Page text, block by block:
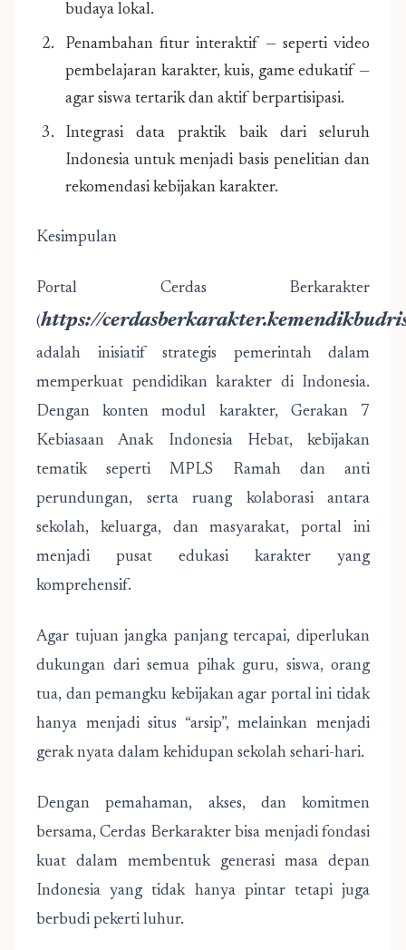
budaya lokal.
Penambahan fitur interaktif — seperti video
pembelajaran karakter, kuis, game edukatif —
agar siswa tertarik dan aktif berpartisipasi.
Integrasi data praktik baik dari seluruh
Indonesia untuk menjadi basis penelitian dan
rekomendasi kebijakan karakter.
Kesimpulan
Portal Cerdas Berkarakter
(https://
adalah inisiatif strategis pemerintah dalam
memperkuat pendidikan karakter di Indonesia.
Dengan konten modul karakter, Gerakan 7
Kebiasaan Anak Indonesia Hebat, kebijakan
tematik seperti MPLS Ramah dan anti
perundungan, serta ruang kolaborasi antara
sekolah, keluarga, dan masyarakat, portal ini
menjadi pusat edukasi karakter yang
komprehensif.
Agar tujuan jangka panjang tercapai, diperlukan
dukungan dari semua pihak guru, siswa, orang
tua, dan pemangku kebijakan agar portal ini tidak
hanya menjadi situs “arsip”, melainkan menjadi
gerak nyata dalam kehidupan sekolah sehari-hari.
Dengan pemahaman, akses, dan komitmen
bersama, Cerdas Berkarakter bisa menjadi fondasi
kuat dalam membentuk generasi masa depan
Indonesia yang tidak hanya pintar tetapi juga
berbudi pekerti luhur.